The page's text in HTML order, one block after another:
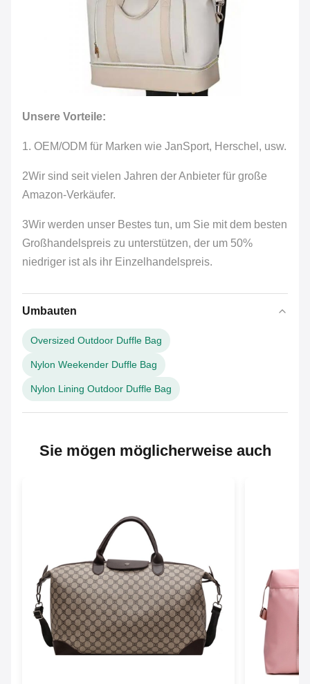
Unsere Vorteile:
1. OEM/ODM für Marken wie JanSport, Herschel , usw.
2Wir sind seit vielen Jahren der Anbieter für große
Amazon-Verkäufer.
3Wir werden unser Bestes tun, um Sie mit dem besten
Großhandelspreis zu unterstützen, der um 50%
niedriger ist als ihr Einzelhandelspreis.
Umbauten
Oversized Outdoor Duffle Bag
Nylon Weekender Duffle Bag
Nylon Lining Outdoor Duffle Bag
Sie mögen möglicherweise auch